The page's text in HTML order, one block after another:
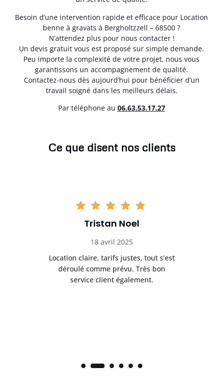
Besoin d’une intervention rapide et efficace pour Location
benne à gravats à Bergholtzzell – 68500 ?
N’attendez plus pour nous contacter !
Un devis gratuit vous est proposé sur simple demande.
Peu importe la complexité de votre projet, nous vous
garantissons un accompagnement de qualité.
Contactez-nous dès aujourd’hui pour bénéficier d’un
travail soigné dans les meilleurs délais.
Par téléphone au 06.63.53.17.27
Ce que disent nos clients
Tristan Noel
18 avril 2025
Location claire, tarifs justes, tout s’est
déroulé comme prévu. Très bon
service client également.